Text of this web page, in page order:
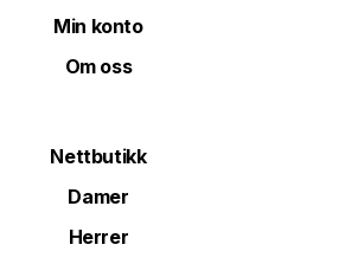
Min konto
Om oss
Nettbutikk
Damer
Herrer